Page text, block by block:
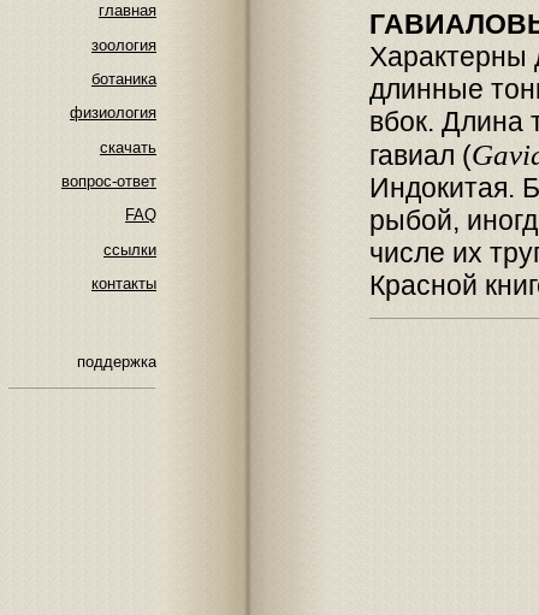
главная
зоология
ботаника
физиология
скачать
вопрос-ответ
FAQ
ссылки
контакты
поддержка
Характерны
длинные
вбок. Длина
гавиал (
Индокитая.
рыбой,
числе их
Красной